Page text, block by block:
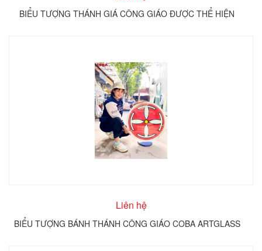
BIỂU TƯỢNG THÁNH GIÁ CÔNG GIÁO ĐƯỢC THỂ HIỆN
Liên hệ
BIỂU TƯỢNG BÁNH THÁNH CÔNG GIÁO COBA ARTGLASS